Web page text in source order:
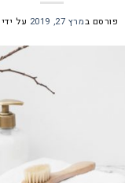
פורסם במרץ 27, 2019 על ידי